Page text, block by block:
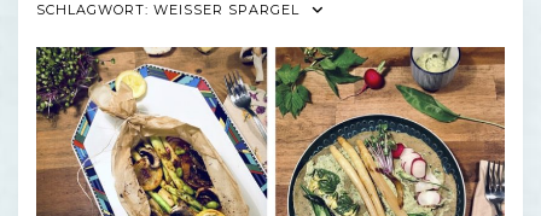
SCHLAGWORT: WEISSER SPARGEL